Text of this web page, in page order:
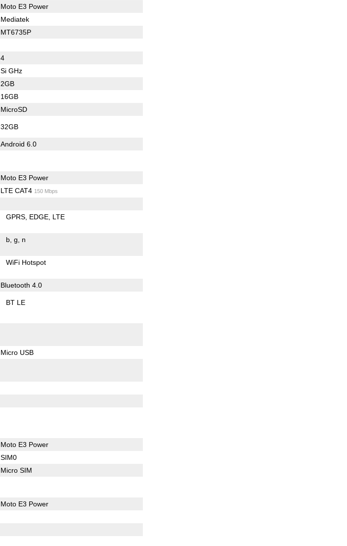
Moto E3 Power
Mediatek
MT6735P
4
Si GHz
2GB
16GB
MicroSD
32GB
Android 6.0
Moto E3 Power
LTE CAT4 150 Mbps
GPRS EDGE LTE
b g n
WiFi Hotspot
Bluetooth 4.0
BT LE
Micro USB
Moto E3 Power
SIM0
Micro SIM
Moto E3 Power